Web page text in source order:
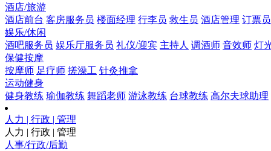
酒店/旅游
酒店前台 客房服务员 楼面经理 行李员 救生员 酒店管理 订票员
娱乐/休闲
酒吧服务员 娱乐厅服务员 礼仪/迎宾 主持人 调酒师 音效师 灯
保健按摩
按摩师 足疗师 搓澡工 针灸推拿
运动健身
健身教练 瑜伽教练 舞蹈老师 游泳教练 台球教练 高尔夫球助理
人力 | 行政 | 管理
人力 | 行政 | 管理
人事/行政/后勤